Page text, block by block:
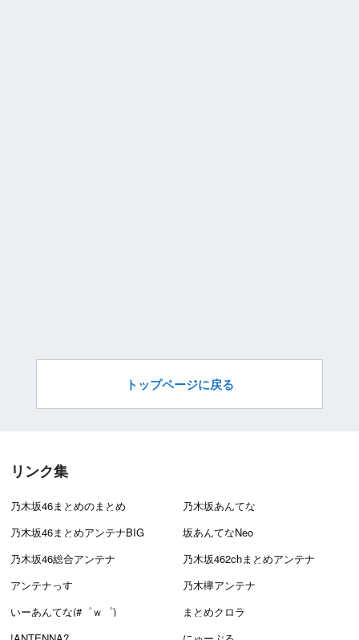
トップページに戻る
リンク集
乃木坂46まとめのまとめ
乃木坂あんてな
乃木坂46まとめアンテナBIG
坂あんてなNeo
乃木坂46総合アンテナ
乃木坂462chまとめアンテナ
アンテナっす
乃木欅アンテナ
いーあんてな(#゜ｗ゜)
まとめクロラ